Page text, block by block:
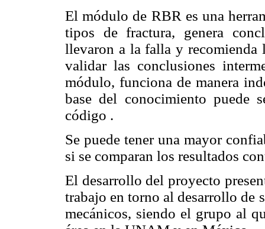
El módulo de RBR es una
tipos de fractura, genera
llevaron a la falla y recomienda
validar las conclusiones
módulo, funciona de manera
base del conocimiento puede
código .
Se puede tener una mayor
si se comparan los resultados
El desarrollo del proyecto
trabajo en torno al desarrollo de
mecánicos, siendo el grupo al